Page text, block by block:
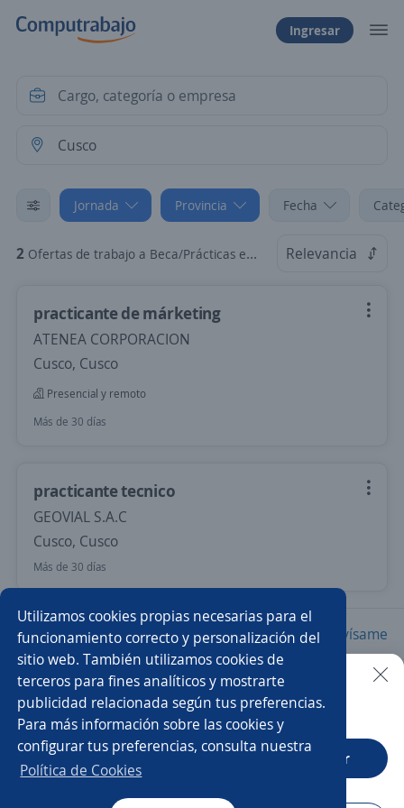
Ingresar
Jornada Provincia Fecha
2 Ofertas de trabajo a Beca/Prácticas en Cusco, Cusco Relevancia
practicante de márketing
ATENEA CORPORACION
Cusco, Cusco
Presencial y remoto
Más de 30 días
practicante tecnico
GEOVIAL S.A.C
Cusco, Cusco
Más de 30 días
Nuevas ofertas de empleo Avísame
Empleos similares
Auxiliar mercadotecnia Practicante de operaciones
Practicante Pasante administrativo
Buscar es más fácil en la app
CT App Abrir
Utilizamos cookies propias necesarias para el
funcionamiento correcto y personalización del
sitio web. También utilizamos cookies de
terceros para fines analíticos y mostrarte
publicidad relacionada según tus preferencias.
Para más información sobre las cookies y
configurar tus preferencias, consulta nuestra
Política de Cookies